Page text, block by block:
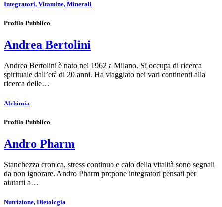
Integratori, Vitamine, Minerali
Profilo Pubblico
Andrea Bertolini
Andrea Bertolini è nato nel 1962 a Milano. Si occupa di ricerca
spirituale dall’età di 20 anni. Ha viaggiato nei vari continenti alla
ricerca delle…
Alchimia
Profilo Pubblico
Andro Pharm
Stanchezza cronica, stress continuo e calo della vitalità sono segnali
da non ignorare. Andro Pharm propone integratori pensati per
aiutarti a…
Nutrizione, Dietologia